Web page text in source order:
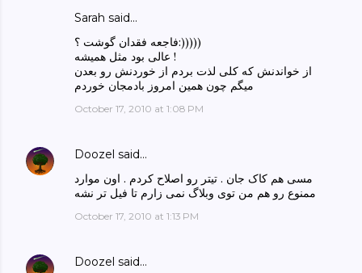
Sarah said…
فاجعه فقدان گوشت ؟:)))))
عالی بود مثل همیشه !
از خواندنش که کلی لذت بردم از خوردنش رو بعدن
میگم چون همین امروز بادمجان خوردم
October 17, 2010 at 1:08 PM
Doozel said…
مسی هم کاک جان . تیتر رو اصلاح کردم . اون موارد
ممنوع رو هم من توی وبلاگ نمی زارم تا فیل تر نشه
October 17, 2010 at 1:13 PM
Doozel said…